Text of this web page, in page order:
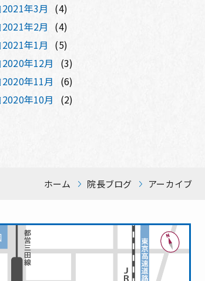
2021年3月 (4)
2021年2月 (4)
2021年1月 (5)
2020年12月
(3)
2020年11月
(6)
2020年10月
(2)
ホーム 院長ブログ アーカイブ